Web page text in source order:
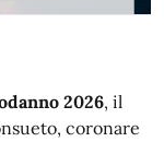
2026, il
coronare